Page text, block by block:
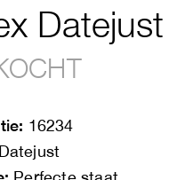
16234
Datejust